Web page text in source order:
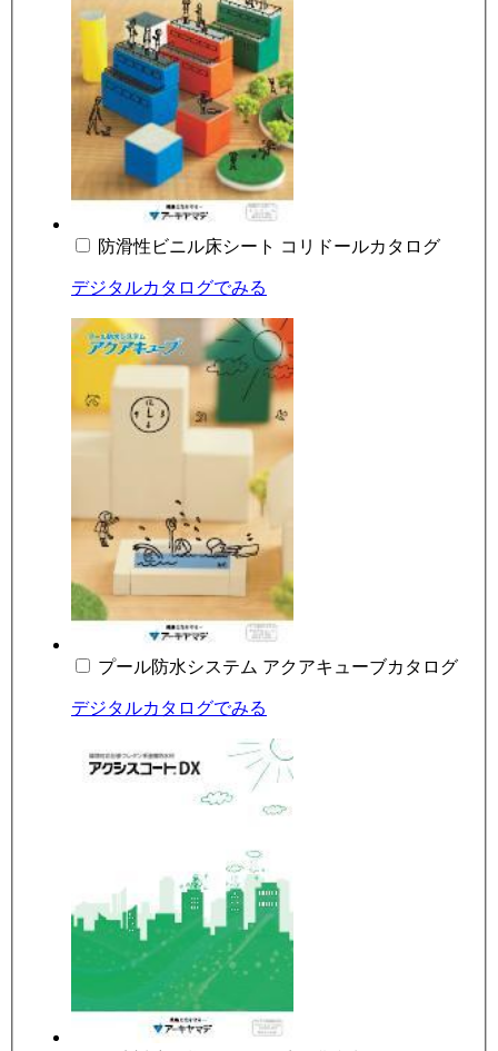
防滑性ビニル床シート コリドールカタログ
デジタルカタログでみる
プール防水システム アクアキューブカタログ
デジタルカタログでみる